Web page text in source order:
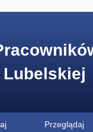
Przeglądaj